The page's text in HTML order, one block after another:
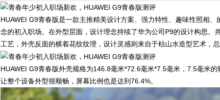
HUAWEI G9青春版是一款主推精美设计方案、强力特性、趣味性照相
念的初入职场。在外型层面，设计理念持续了华为公司P9的设计构思。
工艺，外壳反面的横着花纹纹理，设计灵感则来自于枯山水造型艺术，
HUAWEI G9青春版外壳规格为146.8毫米*72.6毫米*7.5毫米，7.5毫米
让整个设备外型很顺畅，屏幕比例也是达到76.4%。